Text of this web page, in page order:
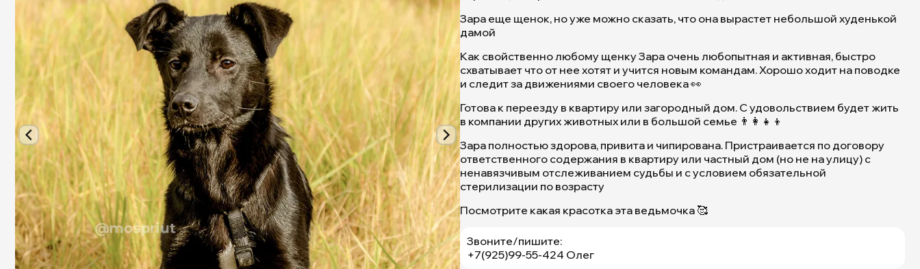
Зара
-
это
тот
случай,
когда
надо
гадать,
-
это
Зара еще щенок, но уже можно сказать, что она вырастет небольшой худенькой
дамой
Как свойственно любому щенку Зара очень любопытная и активная, быстро
схватывает что от нее хотят и учится новым командам. Хорошо ходит на поводке
и следит за движениями своего человека 👀
Готова к переезду в квартиру или загородный дом. С удовольствием будет жить
в компании других животных или в большой семье 👨‍👩‍👧‍👦
Зара полностью здорова, привита и чипирована. Пристраивается по договору
ответственного содержания в квартиру или частный дом (но не на улицу) с
ненавязчивым отслеживанием судьбы и с условием обязательной
стерилизации по возрасту
Посмотрите какая красотка эта ведьмочка 🥰
Звоните/пишите:
+7(925)99-55-424 Олег